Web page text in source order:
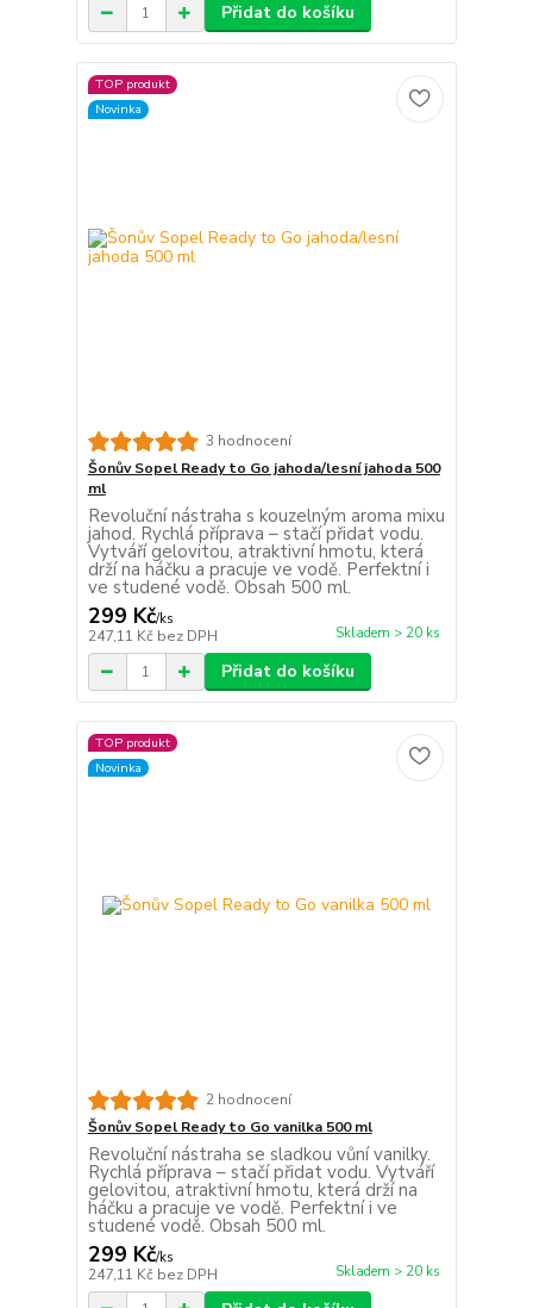
Přidat do košíku
TOP produkt
Novinka
3 hodnocení
Šonův Sopel Ready to Go jahoda/lesní jahoda 500
ml
Revoluční nástraha s kouzelným aroma mixu
jahod. Rychlá příprava – stačí přidat vodu.
Vytváří gelovitou, atraktivní hmotu, která
drží na háčku a pracuje ve vodě. Perfektní i
ve studené vodě. Obsah 500 ml.
299 Kč/ks
247,11 Kč bez DPH Skladem > 20 ks
Přidat do košíku
TOP produkt
Novinka
2 hodnocení
Šonův Sopel Ready to Go vanilka 500 ml
Revoluční nástraha se sladkou vůní vanilky.
Rychlá příprava – stačí přidat vodu. Vytváří
gelovitou, atraktivní hmotu, která drží na
háčku a pracuje ve vodě. Perfektní i ve
studené vodě. Obsah 500 ml.
299 Kč/ks
247,11 Kč bez DPH Skladem > 20 ks